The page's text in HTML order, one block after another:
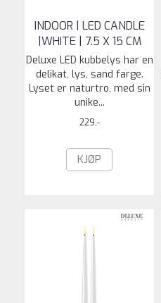
INDOOR | LED CANDLE
|WHITE | 7.5 X 15 CM
Deluxe LED kubbelys har en
delikat, lys, sand farge.
Lyset er naturtro, med sin
unike...
229,-
KJØP